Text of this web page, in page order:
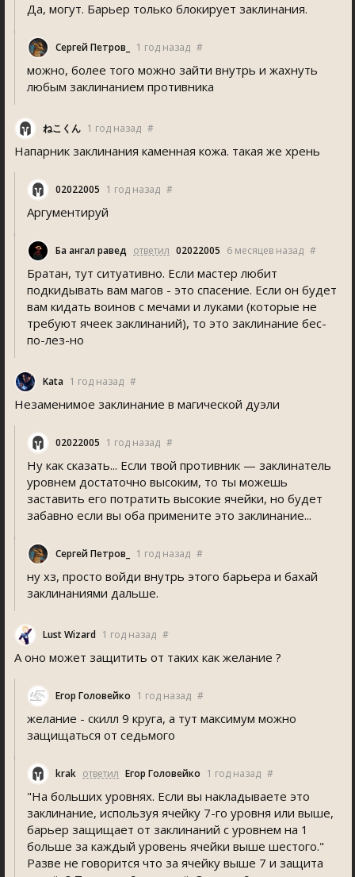
Да, могут. Барьер только блокирует заклинания.
Сергей Петров_ 1 год назад #
можно, более того можно зайти внутрь и жахнуть
любым заклинанием противника
ねこくん 1 год назад #
Напарник заклинания каменная кожа. такая же хрень
02022005 1 год назад #
Аргументируй
Ба ҷангал равед ответил 02022005 6 месяцев назад #
Братан, тут ситуативно. Если мастер любит
подкидывать вам магов - это спасение. Если он будет
вам кидать воинов с мечами и луками (которые не
требуют ячеек заклинаний), то это заклинание бес-
по-лез-но
Kata 1 год назад #
Незаменимое заклинание в магической дуэли
02022005 1 год назад #
Ну как сказать... Если твой противник — заклинатель
уровнем достаточно высоким, то ты можешь
заставить его потратить высокие ячейки, но будет
забавно если вы оба примените это заклинание...
Сергей Петров_ 1 год назад #
ну хз, просто войди внутрь этого барьера и бахай
заклинаниями дальше.
Lust Wizard 1 год назад #
А оно может защитить от таких как желание ?
Егор Головейко 1 год назад #
желание - скилл 9 круга, а тут максимум можно
защищаться от седьмого
krak ответил Егор Головейко 1 год назад #
"На больших уровнях. Если вы накладываете это
заклинание, используя ячейку 7-го уровня или выше,
барьер защищает от заклинаний с уровнем на 1
больше за каждый уровень ячейки выше шестого."
Разве не говорится что за ячейку выше 7 и защита